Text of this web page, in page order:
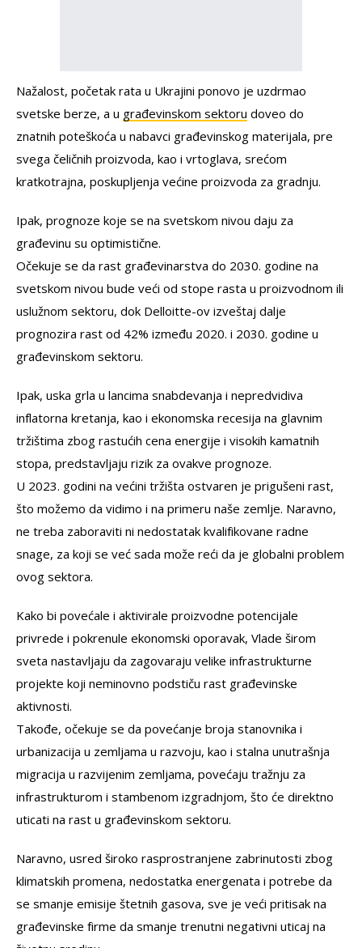
Nažalost, početak rata u Ukrajini ponovo je uzdrmao
svetske berze, a u građevinskom sektoru doveo do
znatnih poteškoća u nabavci građevinskog materijala, pre
svega čeličnih proizvoda, kao i vrtoglava, srećom
kratkotrajna, poskupljenja većine proizvoda za gradnju.
Ipak, prognoze koje se na svetskom nivou daju za
građevinu su optimistične.
Očekuje se da rast građevinarstva do 2030. godine na
svetskom nivou bude veći od stope rasta u proizvodnom ili
uslužnom sektoru, dok Delloitte-ov izveštaj dalje
prognozira rast od 42% između 2020. i 2030. godine u
građevinskom sektoru.
Ipak, uska grla u lancima snabdevanja i nepredvidiva
inflatorna kretanja, kao i ekonomska recesija na glavnim
tržištima zbog rastućih cena energije i visokih kamatnih
stopa, predstavljaju rizik za ovakve prognoze.
U 2023. godini na većini tržišta ostvaren je prigušeni rast,
što možemo da vidimo i na primeru naše zemlje. Naravno,
ne treba zaboraviti ni nedostatak kvalifikovane radne
snage, za koji se već sada može reći da je globalni problem
ovog sektora.
Kako bi povećale i aktivirale proizvodne potencijale
privrede i pokrenule ekonomski oporavak, Vlade širom
sveta nastavljaju da zagovaraju velike infrastrukturne
projekte koji neminovno podstiču rast građevinske
aktivnosti.
Takođe, očekuje se da povećanje broja stanovnika i
urbanizacija u zemljama u razvoju, kao i stalna unutrašnja
migracija u razvijenim zemljama, povećaju tražnju za
infrastrukturom i stambenom izgradnjom, što će direktno
uticati na rast u građevinskom sektoru.
Naravno, usred široko rasprostranjene zabrinutosti zbog
klimatskih promena, nedostatka energenata i potrebe da
se smanje emisije štetnih gasova, sve je veći pritisak na
građevinske firme da smanje trenutni negativni uticaj na